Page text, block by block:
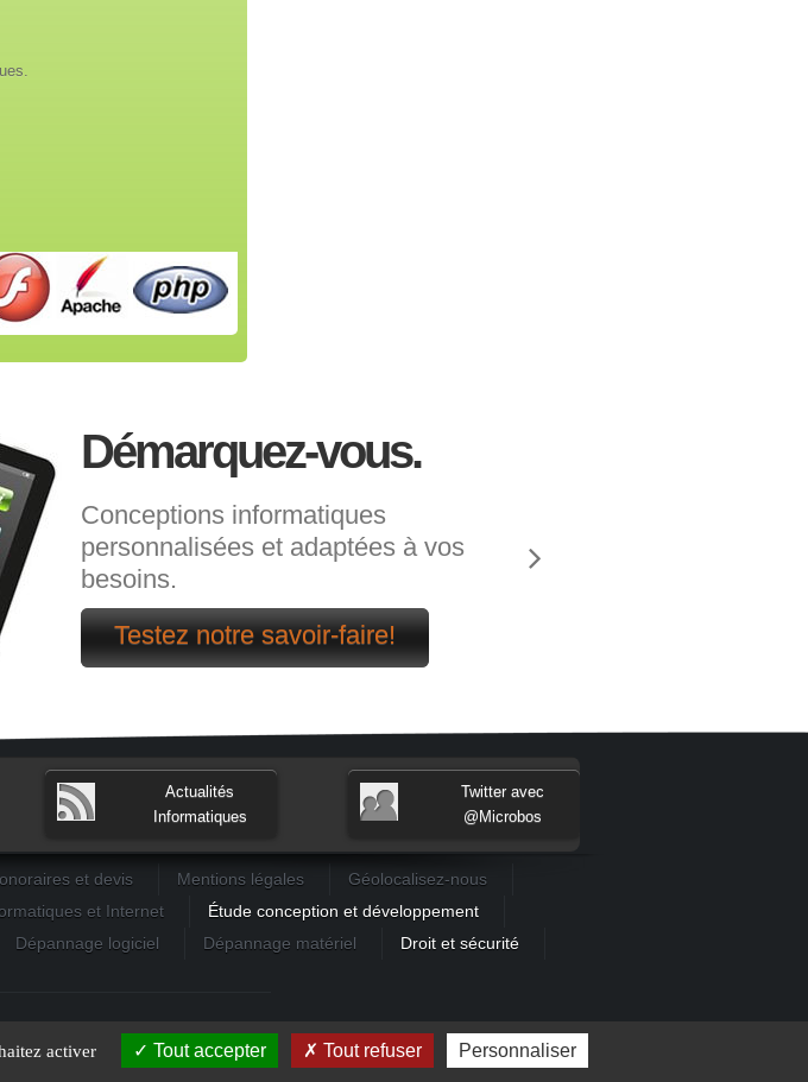
Démarquez-vous.
Conceptions informatiques
personnalisées et adaptées à vos
besoins.
Testez notre savoir-faire!
Actualités
Informatiques
Twitter avec
@Microbos
et devis Mentions légales
Géolocalisez-nous
et Internet
Étude conception et développement
Dépannage logiciel Dépannage matériel
Droit et sécurité
activer Tout accepter Tout refuser Personnaliser